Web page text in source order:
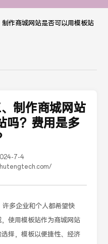
作商城网站是否可以用模板站
制作商城网站
吗？费用是多
7-4
多企业和个人都希望快
使用模板站作为商城网站
择，模板以便捷性、经济